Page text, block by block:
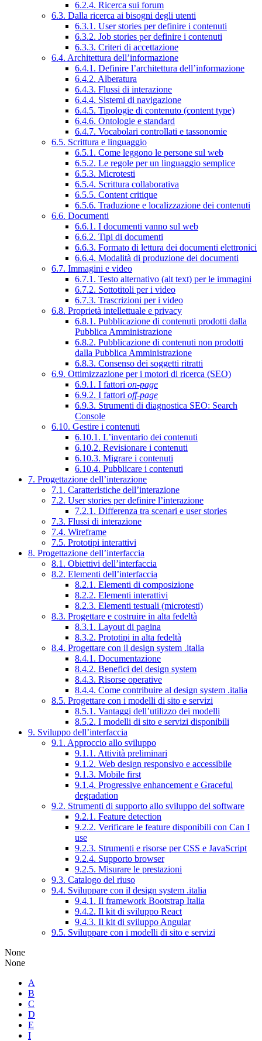
6.2.4. Ricerca sui forum
6.3. Dalla ricerca ai bisogni degli utenti
6.3.1. User stories per definire i contenuti
6.3.2. Job stories per definire i contenuti
6.3.3. Criteri di accettazione
6.4. Architettura dell’informazione
6.4.1. Definire l’architettura dell’informazione
6.4.2. Alberatura
6.4.3. Flussi di interazione
6.4.4. Sistemi di navigazione
6.4.5. Tipologie di contenuto (content type)
6.4.6. Ontologie e standard
6.4.7. Vocabolari controllati e tassonomie
6.5. Scrittura e linguaggio
6.5.1. Come leggono le persone sul web
6.5.2. Le regole per un linguaggio semplice
6.5.3. Microtesti
6.5.4. Scrittura collaborativa
6.5.5. Content critique
6.5.6. Traduzione e localizzazione dei contenuti
6.6. Documenti
6.6.1. I documenti vanno sul web
6.6.2. Tipi di documenti
6.6.3. Formato di lettura dei documenti elettronici
6.6.4. Modalità di produzione dei documenti
6.7. Immagini e video
6.7.1. Testo alternativo (alt text) per le immagini
6.7.2. Sottotitoli per i video
6.7.3. Trascrizioni per i video
6.8. Proprietà intellettuale e privacy
6.8.1. Pubblicazione di contenuti prodotti dalla
Pubblica Amministrazione
6.8.2. Pubblicazione di contenuti non prodotti
dalla Pubblica Amministrazione
6.8.3. Consenso dei soggetti ritratti
6.9. Ottimizzazione per i motori di ricerca (SEO)
6.9.1. I fattori on-page
6.9.2. I fattori off-page
6.9.3. Strumenti di diagnostica SEO: Search
Console
6.10. Gestire i contenuti
6.10.1. L’inventario dei contenuti
6.10.2. Revisionare i contenuti
6.10.3. Migrare i contenuti
6.10.4. Pubblicare i contenuti
7. Progettazione dell’interazione
7.1. Caratteristiche dell’interazione
7.2. User stories per definire l’interazione
7.2.1. Differenza tra scenari e user stories
7.3. Flussi di interazione
7.4. Wireframe
7.5. Prototipi interattivi
8. Progettazione dell’interfaccia
8.1. Obiettivi dell’interfaccia
8.2. Elementi dell’interfaccia
8.2.1. Elementi di composizione
8.2.2. Elementi interattivi
8.2.3. Elementi testuali (microtesti)
8.3. Progettare e costruire in alta fedeltà
8.3.1. Layout di pagina
8.3.2. Prototipi in alta fedeltà
8.4. Progettare con il design system .italia
8.4.1. Documentazione
8.4.2. Benefici del design system
8.4.3. Risorse operative
8.4.4. Come contribuire al design system .italia
8.5. Progettare con i modelli di sito e servizi
8.5.1. Vantaggi dell’utilizzo dei modelli
8.5.2. I modelli di sito e servizi disponibili
9. Sviluppo dell’interfaccia
9.1. Approccio allo sviluppo
9.1.1. Attività preliminari
9.1.2. Web design responsivo e accessibile
9.1.3. Mobile first
9.1.4. Progressive enhancement e Graceful
degradation
9.2. Strumenti di supporto allo sviluppo del software
9.2.1. Feature detection
9.2.2. Verificare le feature disponibili con Can I
use
9.2.3. Strumenti e risorse per CSS e JavaScript
9.2.4. Supporto browser
9.2.5. Misurare le prestazioni
9.3. Catalogo del riuso
9.4. Sviluppare con il design system .italia
9.4.1. Il framework Bootstrap Italia
9.4.2. Il kit di sviluppo React
9.4.3. Il kit di sviluppo Angular
9.5. Sviluppare con i modelli di sito e servizi
None
None
A
B
C
D
E
I